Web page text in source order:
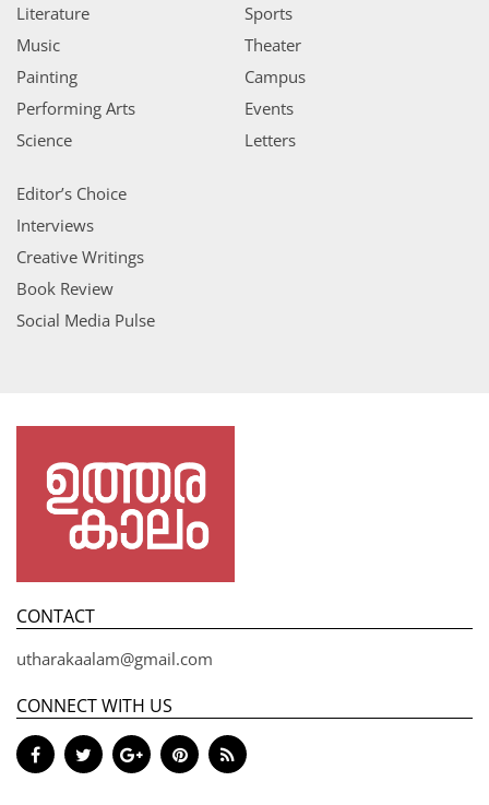
Literature
Music
Painting
Performing Arts
Science
Sports
Theater
Campus
Events
Letters
Editor’s Choice
Interviews
Creative Writings
Book Review
Social Media Pulse
CONTACT
utharakaalam@gmail.com
CONNECT WITH US